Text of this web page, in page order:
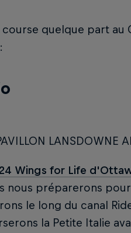
quelque part au
LANSDOWNE
Wings for Life
nous préparerons
le long du canal
la Petite Italie